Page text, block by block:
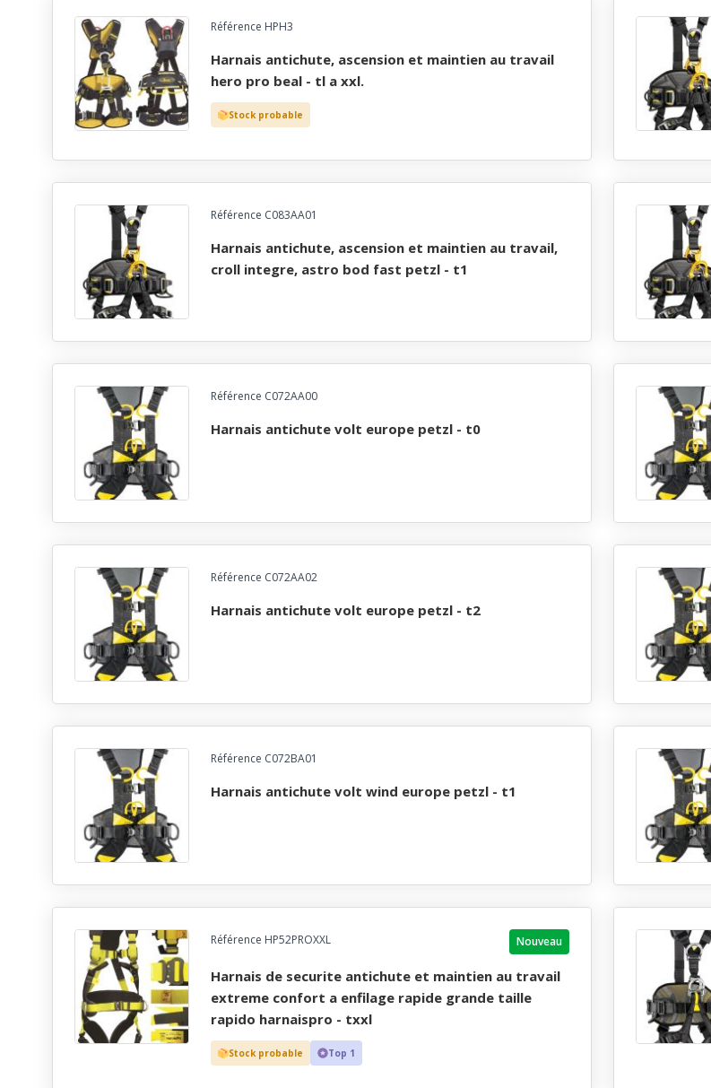
Référence HPH3
harnais antichute, ascension et maintien au travail
hero pro beal - tl a xxl.
Stock probable
Référence C083AA01
harnais antichute, ascension et maintien au travail,
croll integre, astro bod fast petzl - t1
Référence C072AA00
harnais antichute volt europe petzl - t0
Référence C072AA02
harnais antichute volt europe petzl - t2
Référence C072BA01
harnais antichute volt wind europe petzl - t1
Référence HP52PROXXL Nouveau
harnais de securite antichute et maintien au travail
extreme confort a enfilage rapide grande taille
rapido harnaispro - txxl
Stock probable Top 1